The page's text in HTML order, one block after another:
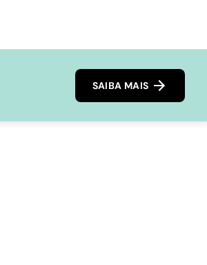
SAIBA MAIS